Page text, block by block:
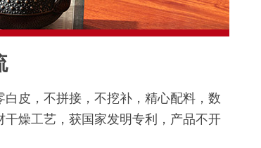
白皮，不拼接，不挖补，精心配料，数
干燥工艺，获国家发明专利，产品不开